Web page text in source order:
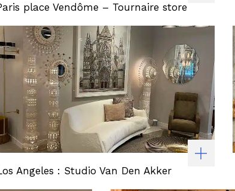
place Vendôme – Tournaire store
Angeles : Studio Van Den Akker